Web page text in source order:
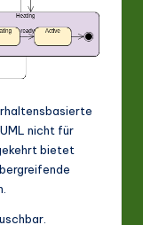
nicht für
bietet